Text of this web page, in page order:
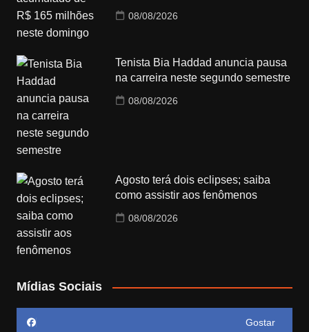
08/08/2026
Tenista Bia Haddad anuncia pausa
na carreira neste segundo semestre
08/08/2026
Agosto terá dois eclipses; saiba
como assistir aos fenômenos
08/08/2026
Mídias Sociais
Gostar